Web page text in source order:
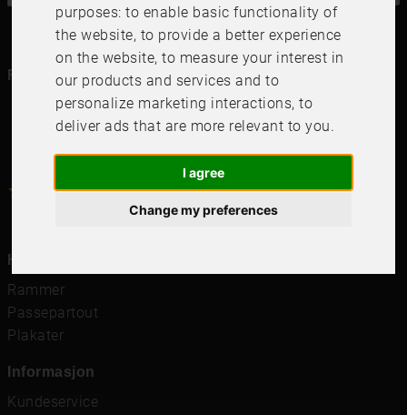
purposes:to enable basic functionality of
the website, to provide a better experience
on the website,to measure your interest in
our products and services and to
personalize marketing interactions,to
deliver ads that are more relevant to you.
I agree
Change my preferences
Følg oss i dine kanaler
4.64.6 / 5 1000+Recensioner
Hurtigkoblinger
Rammer
Passepartout
Plakater
Informasjon
Kundeservice